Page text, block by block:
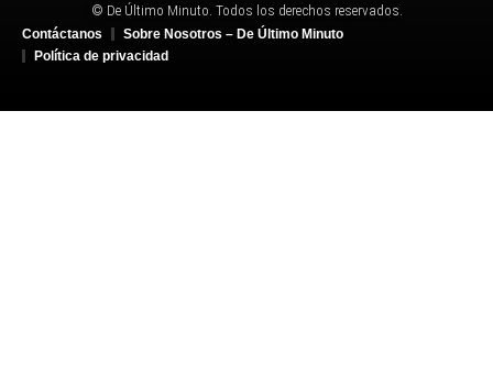
© De Último Minuto. Todos los derechos reservados.
Contáctanos
Sobre Nosotros – De Último Minuto
Política de privacidad